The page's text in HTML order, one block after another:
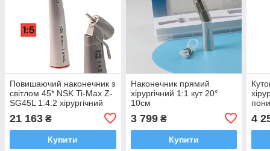
Повишаючий наконечник з
світлом 45* NSK Ti-Max Z-
SG45L 1:4:2 хірургічний
21 163 ₴
Купити
Наконечник прямий
хірургічний 1:1 кут 20°
10см
3 799₴
Купити
4